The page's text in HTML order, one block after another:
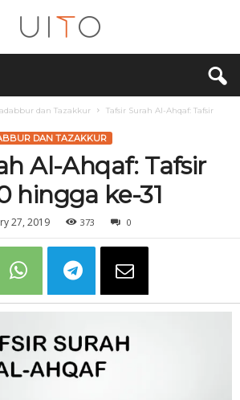
dan Tazakkur
Tafsir Surah Al-Ahqaf: Tafsir
DAN TAZAKKUR
Al-Ahqaf: Tafsir
hingga ke-31
27, 2019 373 0